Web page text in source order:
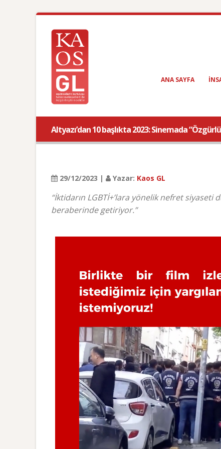
ANA SAYFA
Altyazı’dan 10 başlıkta 2023: Sinemada
29/12/2023 | Yazar: Kaos GL
“İktidarın LGBTİ+’lara yönelik nefret siyaseti
beraberinde getiriyor.”